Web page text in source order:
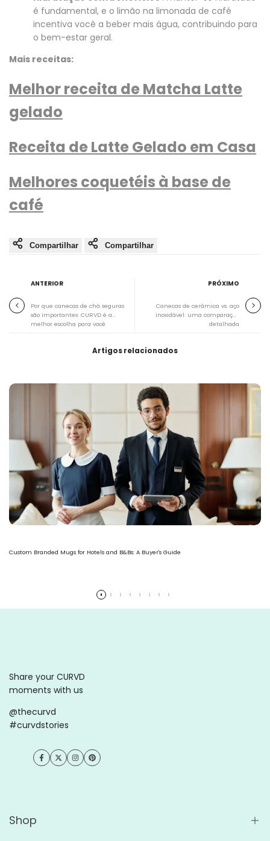
é fundamental, e o limão na limonada de café
incentiva você a beber mais água, contribuindo para
o bem-estar geral.
Mais receitas:
Melhor receita de Matcha Latte
gelado
Receita de Latte Gelado em Casa
Melhores coquetéis à base de
café
Compartilhar Compartilhar
ANTERIOR
Por que canecas de chá seguras
são importantes: CURVD é a
melhor escolha para você
PRÓXIMO
Canecas de cerâmica vs. aço
inoxidável: uma comparação
detalhada
Artigos relacionados
Custom Branded Mugs for Hotels and B&Bs: A Buyer's Guide
Share your CURVD
moments with us
@thecurvd
#curvdstories
Facebook
TwitterInstagram
Pinterest
Shop